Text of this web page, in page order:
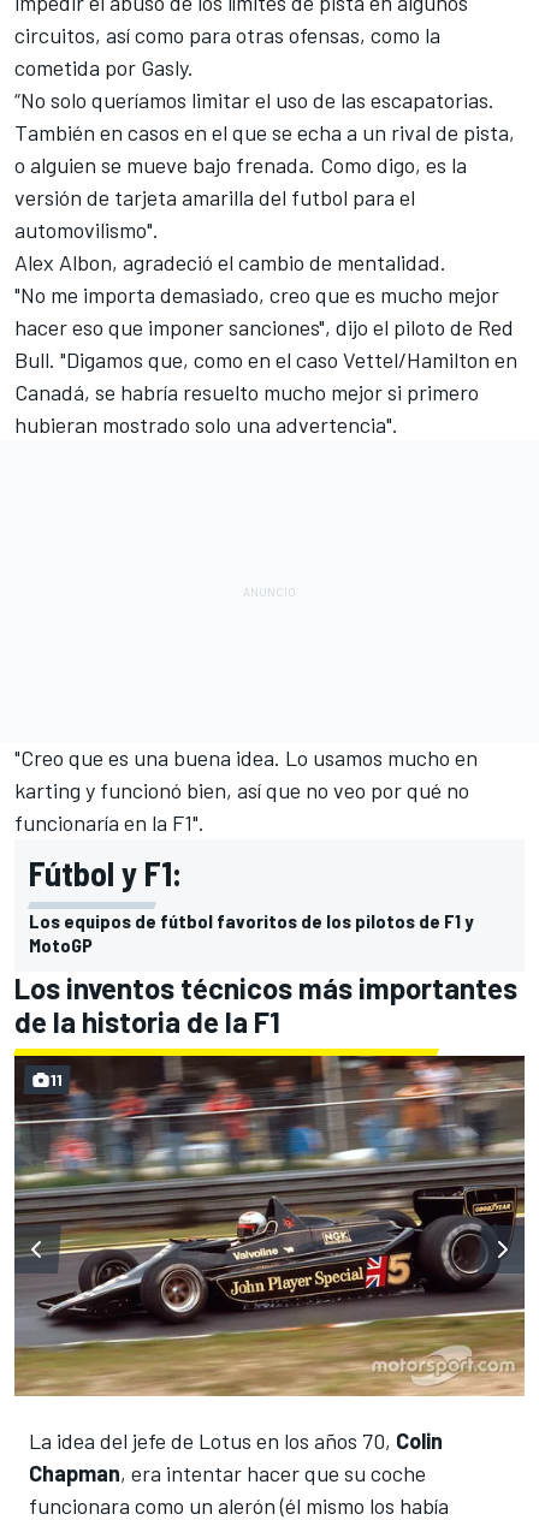
circuitos, así como para otras ofensas, como la
cometida por Gasly.
“No solo queríamos limitar el uso de las escapatorias.
También en casos en el que se echa a un rival de pista,
o alguien se mueve bajo frenada. Como digo, es la
versión de tarjeta amarilla del futbol para el
automovilismo".
Alex Albon, agradeció el cambio de mentalidad.
"No me importa demasiado, creo que es mucho mejor
hacer eso que imponer sanciones", dijo el piloto de Red
Bull. "Digamos que, como en el caso Vettel/Hamilton en
Canadá, se habría resuelto mucho mejor si primero
hubieran mostrado solo una advertencia".
"Creo que es una buena idea. Lo usamos mucho en
karting y funcionó bien, así que no veo por qué no
funcionaría en la F1".
Fútbol y F1:
Los equipos de fútbol favoritos de los pilotos de F1 y
MotoGP
Los inventos técnicos más importantes
de la historia de la F1
La idea del jefe de Lotus en los años 70, Colin
Chapman, era intentar hacer que su coche
funcionara como un alerón (él mismo los había
11